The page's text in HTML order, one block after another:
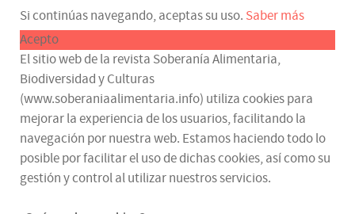
Si continúas navegando, aceptas su uso. Saber más
Acepto
El sitio web de la revista Soberanía Alimentaria,
Biodiversidad y Culturas
(www.soberaniaalimentaria.info) utiliza cookies para
mejorar la experiencia de los usuarios, facilitando la
navegación por nuestra web. Estamos haciendo todo lo
posible por facilitar el uso de dichas cookies, así como su
gestión y control al utilizar nuestros servicios.